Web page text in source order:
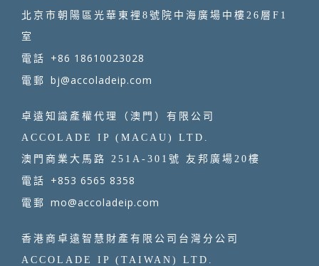
北京市朝陽區光華東裡8號院中海廣場中樓26層F1
室
電話 +86 18610023028
電郵 bj@accoladeip.com
卓遠知識產權代理（澳門）有限公司
ACCOLADE IP (MACAU) LTD.
澳門商業大馬路 251A-301號 友邦廣場20樓
電話 +853 6565 8358
電郵 mo@accoladeip.com
香港商卓遠智慧財產有限公司台灣分公司
ACCOLADE IP (TAIWAN) LTD.